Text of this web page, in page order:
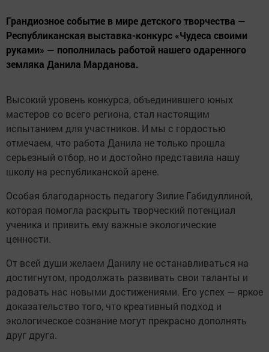
Грандиозное событие в мире детского творчества —
Республиканская выставка-конкурс «Чудеса своими
руками» — пополнилась работой нашего одаренного
земляка Данила Марданова.
Высокий уровень конкурса, объединившего юных
мастеров со всего региона, стал настоящим
испытанием для участников. И мы с гордостью
отмечаем, что работа Данила не только прошла
серьезный отбор, но и достойно представила нашу
школу на республиканской арене.
Особая благодарность педагогу Зилие Габидуллиной,
которая помогла раскрыть творческий потенциал
ученика и привить ему важные экологические
ценности.
От всей души желаем Данилу не останавливаться на
достигнутом, продолжать развивать свои таланты и
радовать нас новыми достижениями. Его успех — яркое
доказательство того, что креативный подход и
экологическое сознание могут прекрасно дополнять
друг друга.